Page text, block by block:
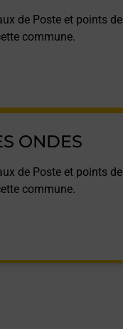
de Poste et points de
commune.
ONDES
de Poste et points de
commune.